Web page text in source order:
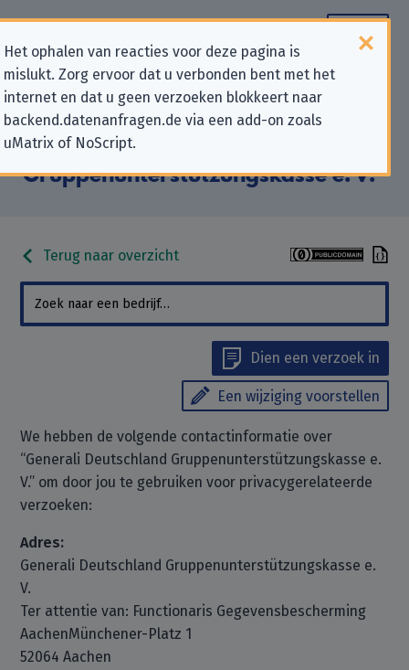
Het ophalen van reacties voor deze pagina is
mislukt. Zorg ervoor dat u verbonden bent met het
internet en dat u geen verzoeken blokkeert naar
backend.datenanfragen.de via een add-on zoals
uMatrix of NoScript.
Contactgegevens voor
privacygerelateerde verzoeken
aan “Generali Deutschland
Gruppenunterstützungskasse e. V.”
Terug naar overzicht
Dien een verzoek in
Een wijziging voorstellen
We hebben de volgende contactinformatie over
“Generali Deutschland Gruppenunterstützungskasse e.
V.” om door jou te gebruiken voor privacygerelateerde
verzoeken:
Adres:
Generali Deutschland Gruppenunterstützungskasse e.
V.
Ter attentie van: Functionaris Gegevensbescherming
AachenMünchener-Platz 1
52064 Aachen